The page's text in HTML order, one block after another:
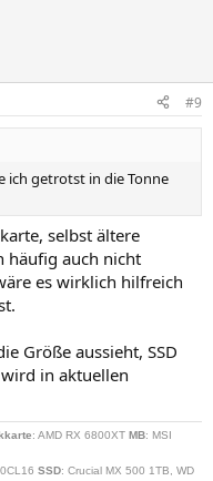
#9
ich getrotst in die Tonne
selbst ältere
häufig auch nicht
es wirklich hilfreich
Größe aussieht, SSD
in aktuellen
: AMD RX 6800XT MB: MSI
SSD: Crucial MX 500 1TB, WD